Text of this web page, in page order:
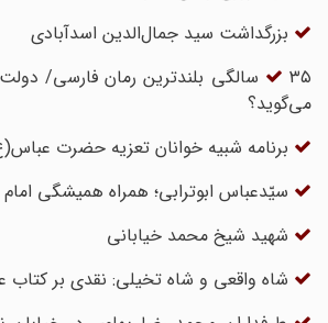
بزرگداشت سید جمال‌الدین اسدآبادی
۳۵ سالگی بلند‌ترین رمان فارسی/
می‌گوید؟
برنامه شبیه خوانان تعزیه حضرت عباس(ع) در 1262
سیّدعباس ابوترابی؛ همراه همیشگی امام
شهید شیخ محمد خیابانی
شاه واقعی‌ و شاه تخیلی‌: نقدی بر کتاب